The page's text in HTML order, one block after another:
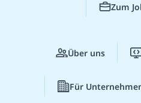
Zum
Über uns
Für